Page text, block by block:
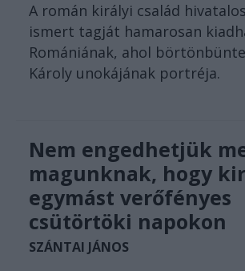
A román királyi család
ismert tagját hamarosan
Romániának, ahol
Károly unokájának portréja.
Nem engedhetjük
magunknak, hogy
egymást verőfényes
csütörtöki napokon
SZÁNTAI JÁNOS